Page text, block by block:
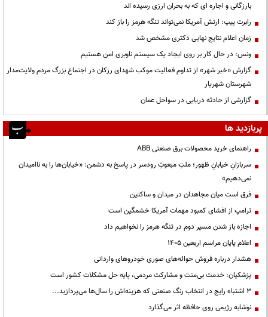
بارزگانی و اجاره ای که به بحران ارزی رسیده اند
رابرت پیپ: ارتش آمریکا نمی‌تواند تنگه هرمز را باز کند
زمان اعلام نتایج نهایی دکتری مشخص شد
ونس: در حال کار بر روی ایجاد یک سیستم ناوبری امن هستیم
گزارش «خبر شهر» از تداوم فعالیت موکب شهدای رزکان در اجتماع بزرگ مردم ولایت‌مدار
شهرستان شهریار
گزارشی از حادثه دریایی در سواحل عمان
پربازدید ها
راهنمای خرید محصولات برق صنعتی ABB
سربازانِ خیابانِ ظهور؛ ملتِ مبعوثِ رودسر در پاسخ به دشمن: «خیابان‌ها را به ناامیدان
نمی‌دهیم»
فرق است میان مجاهدان در میدان و ساکتین
ترامپ از افشای کمبود مهمات آمریکا خشمگین است
اجازه باز شدن مسیر دوم در تنگه هرمز را نخواهیم داد
اعلام پایان مراسم اربعین ۱۴۰۵
هشدار درباره فروش حواله‌های صوری خودروهای وارداتی
پزشکیان: خدمت بی‌منت و مشارکت مردمی، پایه حل مشکلات کشور است
3 اشتباه رایج در انتخاب رنگ صنعتی که هزینه‌اش را سال‌ها می‌پردازید...
نوشابه رژیمی روی حافظه اثر می‌گذارد